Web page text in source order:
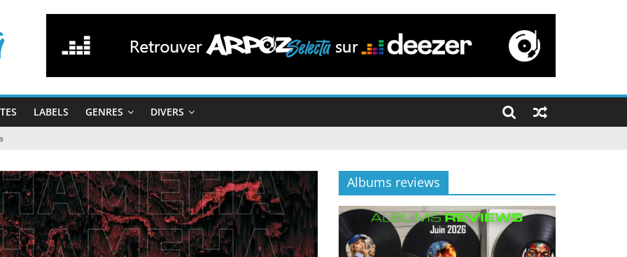
LABELS GENRES DIVERS
Albums reviews